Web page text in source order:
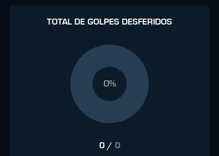
TOTAL DE GOLPES DESFERIDOS
0%
0/ 0